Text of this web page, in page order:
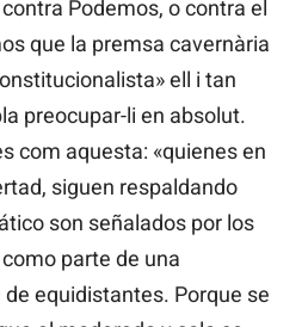
Podemos, o contra el
que la premsa cavernària
ell i tan
preocupar-li en absolut.
com aquesta: «quienes en
siguen respaldando
son señalados por los
parte de una
equidistantes. Porque se